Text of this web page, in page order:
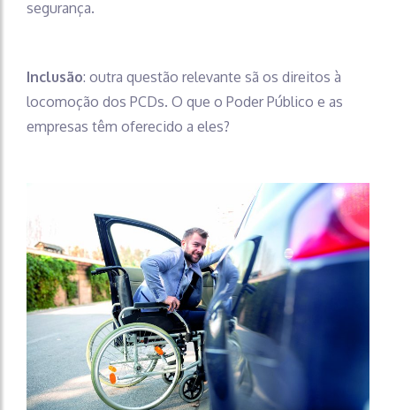
segurança.
Inclusão: outra questão relevante sã os direitos à
locomoção dos PCDs. O que o Poder Público e as
empresas têm oferecido a eles?